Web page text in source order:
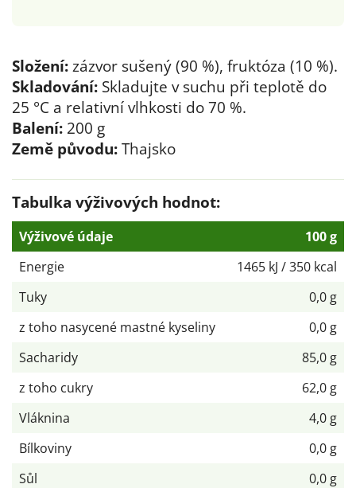
Složení: zázvor sušený (90 %), fruktóza (10 %).
Skladování: Skladujte v suchu při teplotě do
25 °C a relativní vlhkosti do 70 %.
Balení: 200 g
Země původu: Thajsko
Tabulka výživových hodnot:
Výživové údaje
100 g
Energie
1465 kJ / 350 kcal
Tuky
0,0 g
z toho nasycené mastné kyseliny
0,0 g
Sacharidy
85,0 g
z toho cukry
62,0 g
Vláknina
4,0 g
Bílkoviny
0,0 g
Sůl
0,0 g